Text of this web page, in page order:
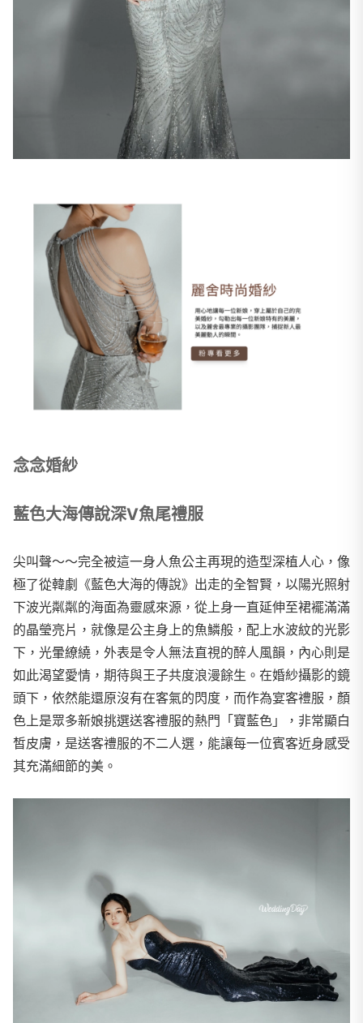
念念婚紗
藍色大海傳說深V魚尾禮服
尖叫聲～～完全被這一身人魚公主再現的造型深植人心，像
極了從韓劇《藍色大海的傳說》出走的全智賢，以陽光照射
下波光粼粼的海面為靈感來源，從上身一直延伸至裙襬滿滿
的晶瑩亮片，就像是公主身上的魚鱗般，配上水波紋的光影
下，光暈繚繞，外表是令人無法直視的醉人風韻，內心則是
如此渴望愛情，期待與王子共度浪漫餘生。在婚紗攝影的鏡
頭下，依然能還原沒有在客氣的閃度，而作為宴客禮服，顏
色上是眾多新娘挑選送客禮服的熱門「寶藍色」，非常顯白
皙皮膚，是送客禮服的不二人選，能讓每一位賓客近身感受
其充滿細節的美。